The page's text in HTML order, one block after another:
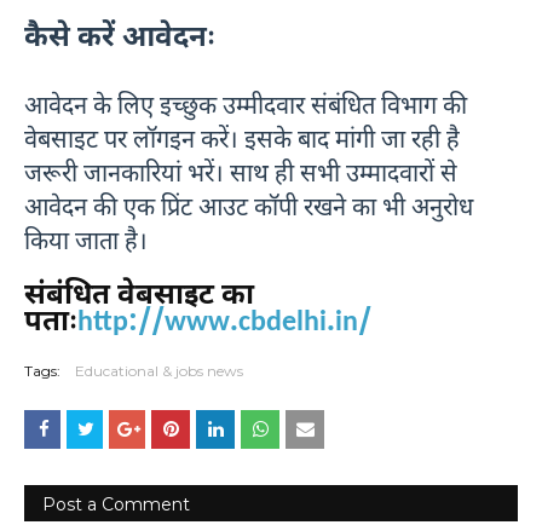
कैसे करें आवेदनः
आवेदन के लिए इच्छुक उम्मीदवार संबंधित विभाग की
वेबसाइट पर लॉगइन करें। इसके बाद मांगी जा रही है
जरूरी जानकारियां भरें। साथ ही सभी उम्मादवारों से
आवेदन की एक प्रिंट आउट कॉपी रखने का भी अनुरोध
किया जाता है।
संबंधित वेबसाइट का
पताःhttp://www.cbdelhi.in/
Tags: Educational & jobs news
Post a Comment